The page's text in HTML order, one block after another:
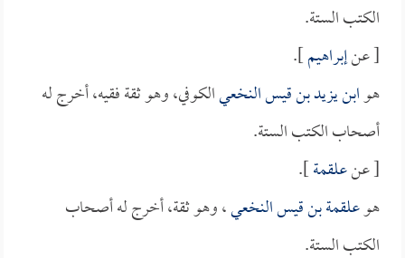
الكتب الستة.
[ عنإبراهيم].
هوابن يزيد بن قيس النخعيالكوفي، وهو ثقة فقيه، أخرج له
أصحاب الكتب الستة.
[ عنعلقمة].
هوعلقمة بن قيس النخعي، وهو ثقة، أخرج له أصحاب
الكتب الستة.